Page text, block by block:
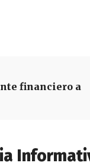
financiero a